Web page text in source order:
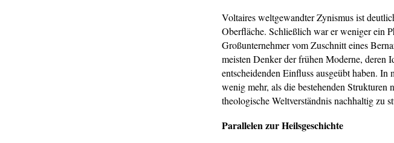
Voltaires weltgewandter Zynismus ist
Oberfläche. Schließlich war er weniger ein
Großunternehmer vom Zuschnitt eines
meisten Denker der frühen Moderne, deren
entscheidenden Einfluss ausgeübt haben.
wenig mehr, als die bestehenden Strukturen
theologische Weltverständnis nachhaltig zu
Parallelen zur Heilsgeschichte